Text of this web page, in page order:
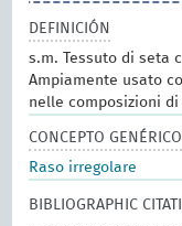
DEFINICIÓN
s.m. Tessuto di seta
Ampiamente usato
nelle composizioni
CONCEPTO GENÉRICO
Raso irregolare
BIBLIOGRAPHIC